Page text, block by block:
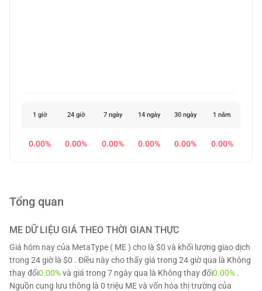
1 giờ 24 giờ 7 ngày 14 ngày 30 ngày 1 năm
0.00% 0.00% 0.00% 0.00% 0.00% 0.00%
Tổng quan
ME DỮ LIỆU GIÁ THEO THỜI GIAN THỰC
Giá hôm nay của MetaType ( ME ) cho là $0 và khối lượng giao dịch
trong 24 giờ là $0 . Điều này cho thấy giá trong 24 giờ qua là Không
thay đổi0.00%và giá trong 7 ngày qua là Không thay đổi0.00% .
Nguồn cung lưu thông là 0 triệu ME và vốn hóa thị trường của